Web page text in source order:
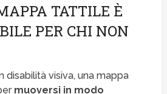
TATTILE È
PER CHI NON
disabilità visiva, una mappa
muoversi in modo